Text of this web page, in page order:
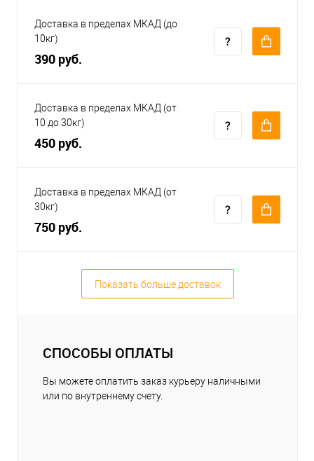
Доставка в пределах МКАД (до
10кг)
390 руб.
Доставка в пределах МКАД (от
10 до 30кг)
450 руб.
Доставка в пределах МКАД (от
30кг)
750 руб.
Показать больше доставок
СПОСОБЫ ОПЛАТЫ
Вы можете оплатить заказ курьеру наличными
или по внутреннему счету.